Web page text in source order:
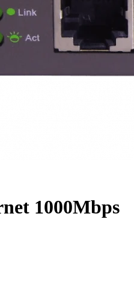
1000Mbps